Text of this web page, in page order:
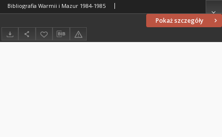
Pokaż szczegóły
Bibliografia Warmii i Mazur 1984-1985